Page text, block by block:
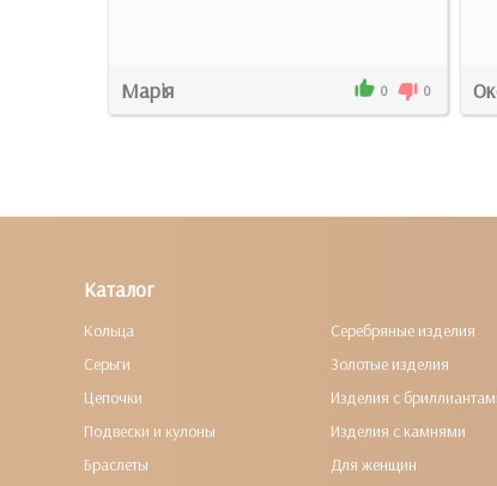
Марія 0 0
Каталог
Кольца
Серьги
Цепочки
Подвески и кулоны
Браслеты
Серебряные изделия
Золотые изделия
Изделия с
Изделия с камнями
Для женщин